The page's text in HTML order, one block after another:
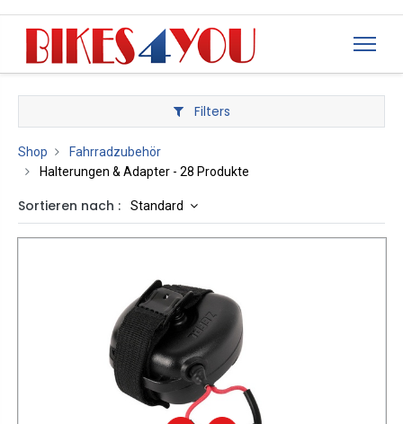
Filters
Shop
Fahrradzubehör
Halterungen & Adapter - 28 Produkte
Sortieren nach : Standard